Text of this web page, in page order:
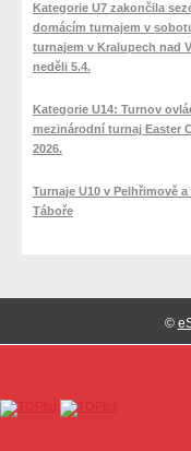
Kategorie U7 zakončila
domácím turnajem v
turnajem v Kralupech nad
neděli 5.4.
Kategorie U14: Turnov
mezinárodní turnaj Easter
2026.
Turnaje U10 v Pelhřimově a
Táboře
©